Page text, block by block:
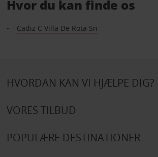
Hvor du kan finde os
Cadiz C Villa De Rota Sn
HVORDAN KAN VI HJÆLPE DIG?
VORES TILBUD
POPULÆRE DESTINATIONER